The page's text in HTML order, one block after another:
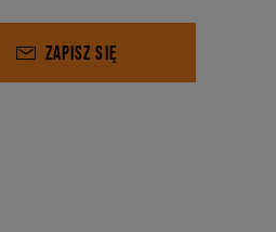
ZAPISZ SIĘ